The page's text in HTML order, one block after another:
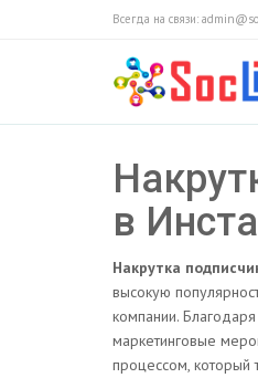
Всегда на связи:
в
Накрутка
высокую
компании.
маркетинговые
процессом, который